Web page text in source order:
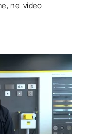
nel video